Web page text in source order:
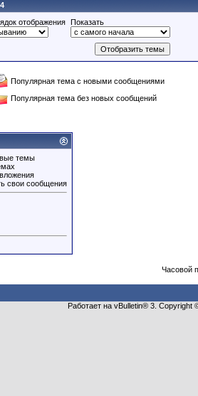
отображения Показать
Популярная тема с новыми сообщениями
Популярная тема без новых сообщений
темы
свои сообщения
Часовой
Работает на vBulletin® 3.